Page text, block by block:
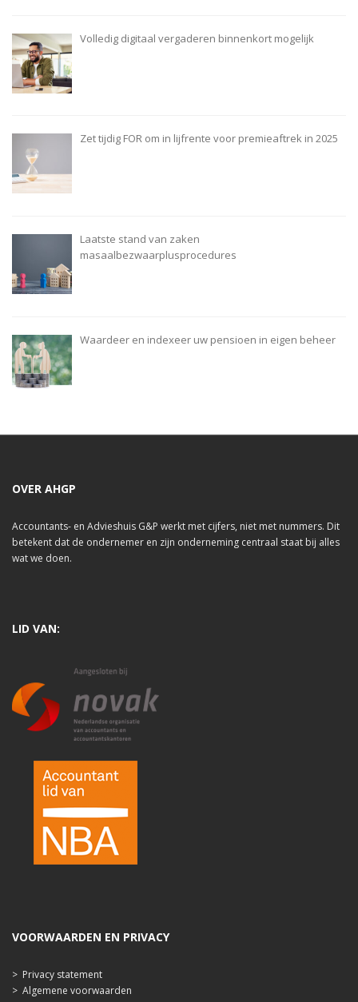
Volledig digitaal vergaderen binnenkort mogelijk
Zet tijdig FOR om in lijfrente voor premieaftrek in 2025
Laatste stand van zaken
masaalbezwaarplusprocedures
Waardeer en indexeer uw pensioen in eigen beheer
OVER AHGP
Accountants- en Advieshuis G&P werkt met cijfers, niet met nummers. Dit
betekent dat de ondernemer en zijn onderneming centraal staat bij alles
wat we doen.
LID VAN:
VOORWAARDEN EN PRIVACY
> Privacy statement
> Algemene voorwaarden